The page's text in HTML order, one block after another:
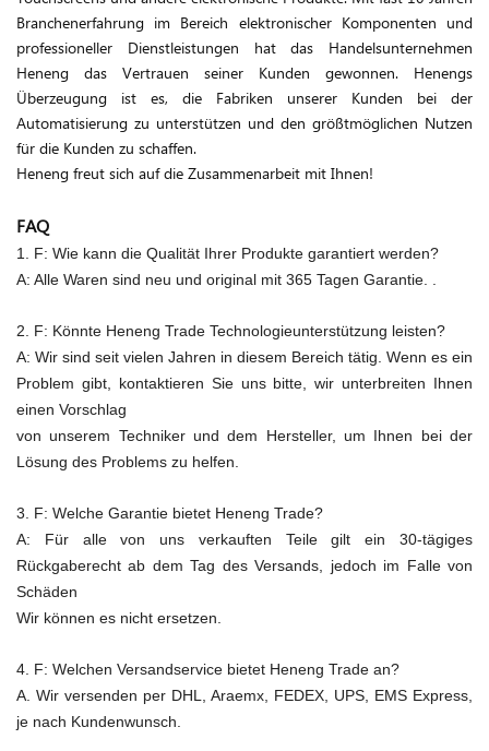
Branchenerfahrung im Bereich elektronischer Komponenten und
professioneller Dienstleistungen hat das Handelsunternehmen
Heneng das Vertrauen seiner Kunden gewonnen. Henengs
Überzeugung ist es, die Fabriken unserer Kunden bei der
Automatisierung zu unterstützen und den größtmöglichen Nutzen
für die Kunden zu schaffen.
Heneng freut sich auf die Zusammenarbeit mit Ihnen!
FAQ
1. F: Wie kann die Qualität Ihrer Produkte garantiert werden?
A: Alle Waren sind neu und original mit 365 Tagen Garantie. .
2. F: Könnte Heneng Trade Technologieunterstützung leisten?
A: Wir sind seit vielen Jahren in diesem Bereich tätig. Wenn es ein
Problem gibt, kontaktieren Sie uns bitte, wir unterbreiten Ihnen
einen Vorschlag
von unserem Techniker und dem Hersteller, um Ihnen bei der
Lösung des Problems zu helfen.
3. F: Welche Garantie bietet Heneng Trade?
A: Für alle von uns verkauften Teile gilt ein 30-tägiges
Rückgaberecht ab dem Tag des Versands, jedoch im Falle von
Schäden
Wir können es nicht ersetzen.
4. F: Welchen Versandservice bietet Heneng Trade an?
A. Wir versenden per DHL, Araemx, FEDEX, UPS, EMS Express,
je nach Kundenwunsch.